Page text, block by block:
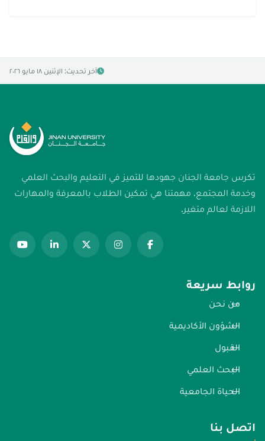
آخر تحديث: الإثنين ١٨ مايو ٢٠٢٦
تكرس جامعة الجنان جهودها للتميز في التعليم والبحث العلمي
وخدمة المجتمع. مهمتنا هي تمكين الطلاب بالمعرفة والمهارات
اللازمة لعالم متغير.
روابط سريعة
من نحن
الشؤون الأكاديمية
القبول
البحث العلمي
الحياة الجامعية
اتصل بنا